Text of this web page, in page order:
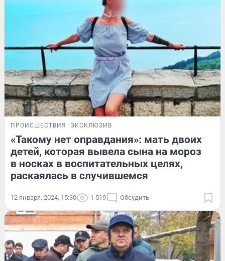
ПРОИСШЕСТВИЯ ЭКСКЛЮЗИВ
«Такому нет оправдания»: мать двоих
детей, которая вывела сына на мороз
в носках в воспитательных целях,
раскаялась в случившемся
12 января, 2024, 15:30 1 519 Обсудить